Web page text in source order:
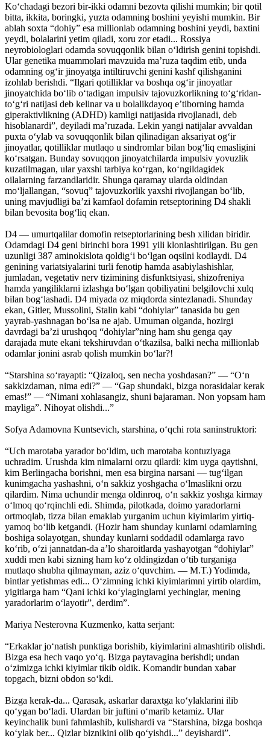
Ko‘chadagi bezori bir-ikki odamni bezovta qilishi mumkin; bir qotil
bitta, ikkita, boringki, yuzta odamning boshini yeyishi mumkin. Bir
ablah soxta “dohiy” esa millionlab odamning boshini yeydi, baxtini
yeydi, bolalarini yetim qiladi, xoru zor etadi... Rossiya
neyrobiologlari odamda sovuqqonlik bilan o‘ldirish genini topishdi.
Ular genetika muammolari mavzuida ma’ruza taqdim etib, unda
odamning og‘ir jinoyatga intiltiruvchi genini kashf qilishganini
izohlab berishdi. “Ilgari qotilliklar va boshqa og‘ir jinoyatlar
jinoyatchida bo‘lib o‘tadigan impulsiv tajovuzkorlikning to‘g‘ridan-
to‘g‘ri natijasi deb kelinar va u bolalikdayoq e’tiborning hamda
giperaktivlikning (ADHD) kamligi natijasida rivojlanadi, deb
hisoblanardi”, deyiladi ma’ruzada. Lekin yangi natijalar avvaldan
puxta o‘ylab va sovuqqonlik bilan qilinadigan aksariyat og‘ir
jinoyatlar, qotilliklar mutlaqo u sindromlar bilan bog‘liq emasligini
ko‘rsatgan. Bunday sovuqqon jinoyatchilarda impulsiv yovuzlik
kuzatilmagan, ular yaxshi tarbiya ko‘rgan, ko‘ngildagidek
oilalarning farzandlaridir. Shunga qaramay ularda oldindan
mo‘ljallangan, “sovuq” tajovuzkorlik yaxshi rivojlangan bo‘lib,
uning mavjudligi ba’zi kamfaol dofamin retseptorining D4 shakli
bilan bevosita bog‘liq ekan.
D4 — umurtqalilar domofin retseptorlarining besh xilidan biridir.
Odamdagi D4 geni birinchi bora 1991 yili klonlashtirilgan. Bu gen
uzunligi 387 aminokislota qoldig‘i bo‘lgan oqsilni kodlaydi. D4
genining variatsiyalarini turli fenotip hamda asabiylashishlar,
jumladan, vegetativ nerv tizimining disfunktsiyasi, shizofreniya
hamda yangiliklarni izlashga bo‘lgan qobiliyatini belgilovchi xulq
bilan bog‘lashadi. D4 miyada oz miqdorda sintezlanadi. Shunday
ekan, Gitler, Mussolini, Stalin kabi “dohiylar” tanasida bu gen
yayrab-yashnagan bo‘lsa ne ajab. Umuman olganda, hozirgi
davrdagi ba’zi urushqoq “dohiylar”ning ham shu genga qay
darajada mute ekani tekshiruvdan o‘tkazilsa, balki necha millionlab
odamlar jonini asrab qolish mumkin bo‘lar?!
“Starshina so‘rayapti: “Qizaloq, sen necha yoshdasan?” — “O‘n
sakkizdaman, nima edi?” — “Gap shundaki, bizga norasidalar kerak
emas!” — “Nimani xohlasangiz, shuni bajaraman. Non yopsam ham
mayliga”. Nihoyat olishdi...”
Sofya Adamovna Kuntsevich, starshina, o‘qchi rota saninstruktori:
“Uch marotaba yarador bo‘ldim, uch marotaba kontuziyaga
uchradim. Urushda kim nimalarni orzu qilardi: kim uyga qaytishni,
kim Berlingacha borishni, men esa birgina narsani — tug‘ilgan
kunimgacha yashashni, o‘n sakkiz yoshgacha o‘lmaslikni orzu
qilardim. Nima uchundir menga oldinroq, o‘n sakkiz yoshga kirmay
o‘lmoq qo‘rqinchli edi. Shimda, pilotkada, doimo yaradorlarni
ortmoqlab, tizza bi­lan emaklab yurganim uchun kiyimlarim yirtiq-
yamoq bo‘lib ketgandi. (Hozir ham shunday kunlarni odamlarning
boshiga solayotgan, shunday kunlarni soddadil odamlarga ravo
ko‘rib, o‘zi jannatdan-da a’lo sharoitlarda yashayotgan “dohiylar”
xuddi men kabi sizning ham ko‘z oldingizdan o‘tib turganiga
mutlaqo shubha qilmayman, aziz o‘quvchim. — M.T.) Yodimda,
bintlar yetishmas edi... O‘zimning ichki kiyimlarimni yirtib olardim,
yigitlarga ham “Qani ichki ko‘ylaginglarni yechinglar, mening
yaradorlarim o‘layotir”, derdim”.
Mariya Nesterovna Kuzmenko, katta serjant:
“Erkaklar jo‘natish punktiga borishib, kiyimlarini almashtirib olishdi.
Bizga esa hech vaqo yo‘q. Bizga paytavagina berishdi; undan
o‘zimizga ichki kiyimlar tikib oldik. Komandir bundan xabar
topgach, bizni obdon so‘kdi.
Bizga kerak-da... Qarasak, askarlar daraxtga ko‘ylaklarini ilib
qo‘ygan bo‘ladi. Ulardan bir juftini o‘marib ketamiz. Ular
keyinchalik buni fahmlashib, kulishardi va “Starshina, bizga boshqa
ko‘ylak ber... Qizlar biznikini olib qo‘yishdi...” deyishardi”.